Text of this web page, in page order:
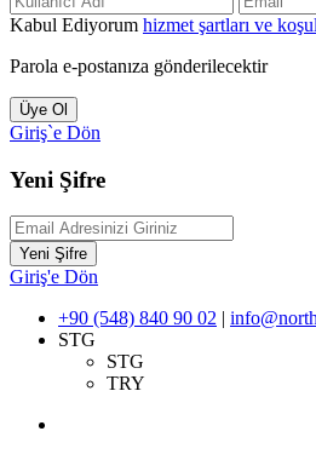
Kabul Ediyorum hizmet şartları ve
Parola e-postanıza gönderilecektir
Üye Ol
Giriş`e Dön
Yeni Şifre
Yeni Şifre
Giriş'e Dön
+90 (548) 840 90 02 |
STG
STG
TRY